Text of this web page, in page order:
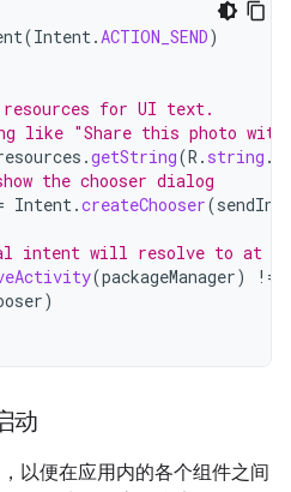
(Intent.ACTION_SEND)
for UI text.
like "Share this photo
.getString(R . string .
the chooser dialog
Intent.createChooser(
intent will resolve to at
(packageManager) !=
)
动
以便在应用内的各个组件之间